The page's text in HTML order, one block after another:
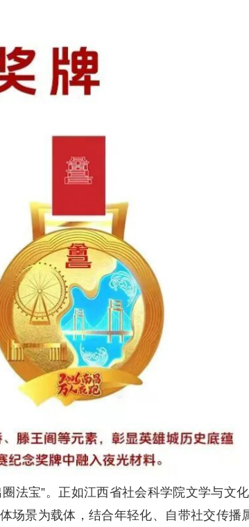
法宝”。正如江西省社会科学院文学与文化
场景为载体，结合年轻化、自带社交传播